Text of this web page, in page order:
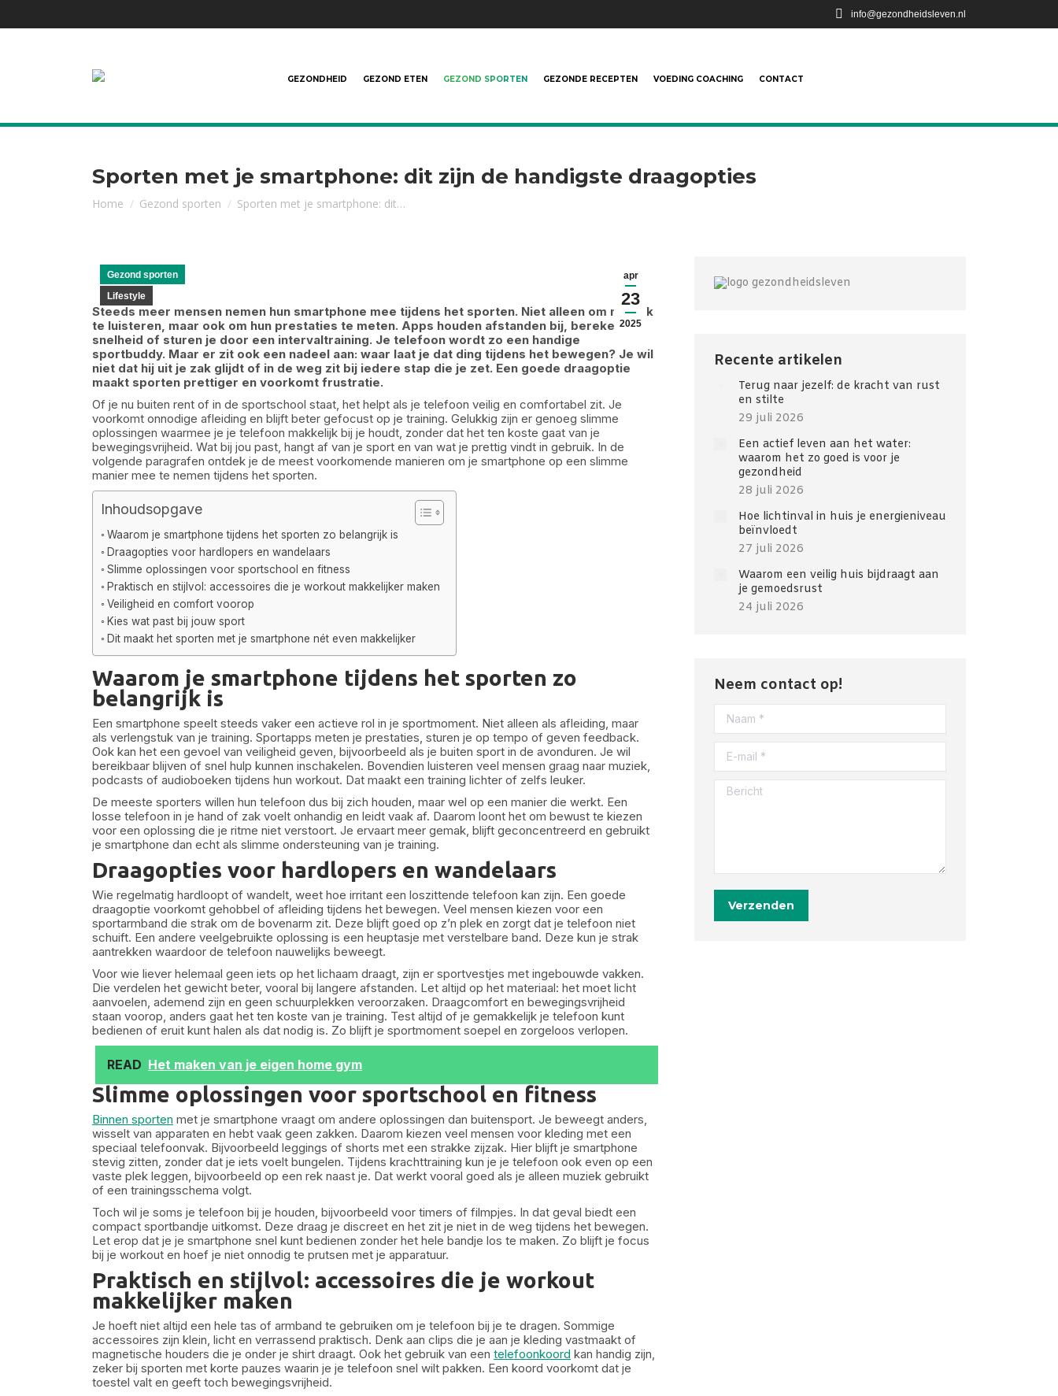
info@gezondheidsleven.nl
GEZONDHEID GEZOND ETEN GEZOND SPORTEN GEZONDE RECEPTEN VOEDING COACHING CONTACT
Sporten met je smartphone: dit zijn de handigste draagopties
Je bent hier:
Home Gezond sporten Sporten met je smartphone: dit…
apr
23
2025
Gezond sporten
Lifestyle
Steeds meer mensen nemen hun smartphone mee tijdens het sporten. Niet alleen om muziek
te luisteren, maar ook om hun prestaties te meten. Apps houden afstanden bij, berekenen
snelheid of sturen je door een intervaltraining. Je telefoon wordt zo een handige
sportbuddy. Maar er zit ook een nadeel aan: waar laat je dat ding tijdens het bewegen? Je wil
niet dat hij uit je zak glijdt of in de weg zit bij iedere stap die je zet. Een goede draagoptie
maakt sporten prettiger en voorkomt frustratie.
Of je nu buiten rent of in de sportschool staat, het helpt als je telefoon veilig en comfortabel zit. Je
voorkomt onnodige afleiding en blijft beter gefocust op je training. Gelukkig zijn er genoeg slimme
oplossingen waarmee je je telefoon makkelijk bij je houdt, zonder dat het ten koste gaat van je
bewegingsvrijheid. Wat bij jou past, hangt af van je sport en van wat je prettig vindt in gebruik. In de
volgende paragrafen ontdek je de meest voorkomende manieren om je smartphone op een slimme
manier mee te nemen tijdens het sporten.
Inhoudsopgave
Waarom je smartphone tijdens het sporten zo belangrijk is
Draagopties voor hardlopers en wandelaars
Slimme oplossingen voor sportschool en fitness
Praktisch en stijlvol: accessoires die je workout makkelijker maken
Veiligheid en comfort voorop
Kies wat past bij jouw sport
Dit maakt het sporten met je smartphone nét even makkelijker
Waarom je smartphone tijdens het sporten zo
belangrijk is
Een smartphone speelt steeds vaker een actieve rol in je sportmoment. Niet alleen als afleiding, maar
als verlengstuk van je training. Sportapps meten je prestaties, sturen je op tempo of geven feedback.
Ook kan het een gevoel van veiligheid geven, bijvoorbeeld als je buiten sport in de avonduren. Je wil
bereikbaar blijven of snel hulp kunnen inschakelen. Bovendien luisteren veel mensen graag naar muziek,
podcasts of audioboeken tijdens hun workout. Dat maakt een training lichter of zelfs leuker.
De meeste sporters willen hun telefoon dus bij zich houden, maar wel op een manier die werkt. Een
losse telefoon in je hand of zak voelt onhandig en leidt vaak af. Daarom loont het om bewust te kiezen
voor een oplossing die je ritme niet verstoort. Je ervaart meer gemak, blijft geconcentreerd en gebruikt
je smartphone dan echt als slimme ondersteuning van je training.
Draagopties voor hardlopers en wandelaars
Wie regelmatig hardloopt of wandelt, weet hoe irritant een loszittende telefoon kan zijn. Een goede
draagoptie voorkomt gehobbel of afleiding tijdens het bewegen. Veel mensen kiezen voor een
sportarmband die strak om de bovenarm zit. Deze blijft goed op z’n plek en zorgt dat je telefoon niet
schuift. Een andere veelgebruikte oplossing is een heuptasje met verstelbare band. Deze kun je strak
aantrekken waardoor de telefoon nauwelijks beweegt.
Voor wie liever helemaal geen iets op het lichaam draagt, zijn er sportvestjes met ingebouwde vakken.
Die verdelen het gewicht beter, vooral bij langere afstanden. Let altijd op het materiaal: het moet licht
aanvoelen, ademend zijn en geen schuurplekken veroorzaken. Draagcomfort en bewegingsvrijheid
staan voorop, anders gaat het ten koste van je training. Test altijd of je gemakkelijk je telefoon kunt
bedienen of eruit kunt halen als dat nodig is. Zo blijft je sportmoment soepel en zorgeloos verlopen.
READ Het maken van je eigen home gym
Slimme oplossingen voor sportschool en fitness
Binnen sporten met je smartphone vraagt om andere oplossingen dan buitensport. Je beweegt anders,
wisselt van apparaten en hebt vaak geen zakken. Daarom kiezen veel mensen voor kleding met een
speciaal telefoonvak. Bijvoorbeeld leggings of shorts met een strakke zijzak. Hier blijft je smartphone
stevig zitten, zonder dat je iets voelt bungelen. Tijdens krachttraining kun je je telefoon ook even op een
vaste plek leggen, bijvoorbeeld op een rek naast je. Dat werkt vooral goed als je alleen muziek gebruikt
of een trainingsschema volgt.
Toch wil je soms je telefoon bij je houden, bijvoorbeeld voor timers of filmpjes. In dat geval biedt een
compact sportbandje uitkomst. Deze draag je discreet en het zit je niet in de weg tijdens het bewegen.
Let erop dat je je smartphone snel kunt bedienen zonder het hele bandje los te maken. Zo blijft je focus
bij je workout en hoef je niet onnodig te prutsen met je apparatuur.
Praktisch en stijlvol: accessoires die je workout
makkelijker maken
Je hoeft niet altijd een hele tas of armband te gebruiken om je telefoon bij je te dragen. Sommige
accessoires zijn klein, licht en verrassend praktisch. Denk aan clips die je aan je kleding vastmaakt of
magnetische houders die je onder je shirt draagt. Ook het gebruik van een telefoonkoord kan handig zijn,
zeker bij sporten met korte pauzes waarin je je telefoon snel wilt pakken. Een koord voorkomt dat je
toestel valt en geeft toch bewegingsvrijheid.
Recente artikelen
Terug naar jezelf: de kracht van rust
en stilte
29 juli 2026
Een actief leven aan het water:
waarom het zo goed is voor je
gezondheid
28 juli 2026
Hoe lichtinval in huis je energieniveau
beïnvloedt
27 juli 2026
Waarom een veilig huis bijdraagt aan
je gemoedsrust
24 juli 2026
Neem contact op!
Naam *
E-mail *
Bericht
Verzenden